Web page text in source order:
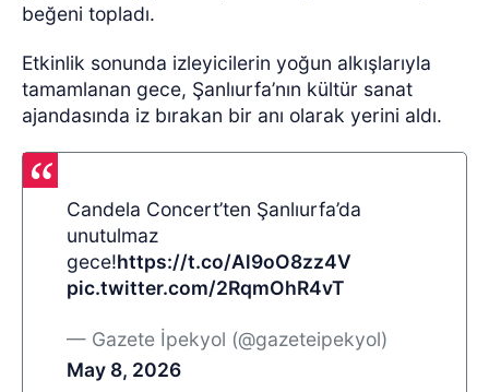
beğeni topladı.
Etkinlik sonunda izleyicilerin yoğun alkışlarıyla
tamamlanan gece, Şanlıurfa’nın kültür sanat
ajandasında iz bırakan bir anı olarak yerini aldı.
Candela Concert’ten Şanlıurfa’da
unutulmaz
gece!https://t.co/Al9oO8zz4V
pic.twitter.com/2RqmOhR4vT
— Gazete İpekyol (@gazeteipekyol)
May 8, 2026